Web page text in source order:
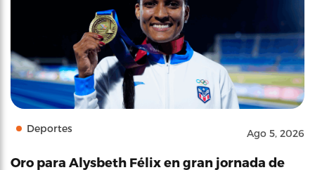
Deportes Ago 5, 2026
Oro para Alysbeth Félix en gran jornada de